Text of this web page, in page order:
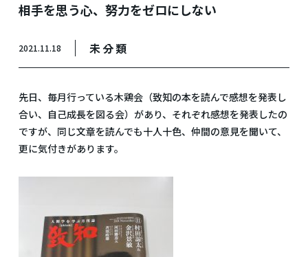
相手を思う心、努力をゼロにしない
2021.11.18 未分類
先日、毎月行っている木鶏会（致知の本を読んで感想を発表し
合い、自己成長を図る会）があり、それぞれ感想を発表したの
ですが、同じ文章を読んでも十人十色、仲間の意見を聞いて、
更に気付きがあります。